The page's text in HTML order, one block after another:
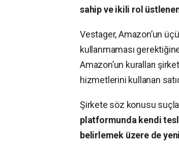
sahip ve ikili rol
Vestager, Amazon’un
kullanmaması
Amazon’un kuralları
hizmetlerini kullanan
Şirkete söz konusu
platformunda kendi
belirlemek üzere de